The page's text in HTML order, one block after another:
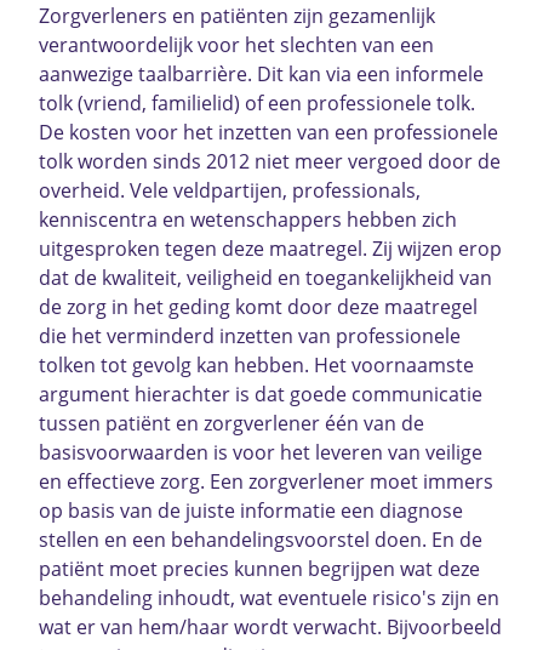
Zorgverleners en patiënten zijn gezamenlijk
verantwoordelijk voor het slechten van een
aanwezige taalbarrière. Dit kan via een informele
tolk (vriend, familielid) of een professionele tolk.
De kosten voor het inzetten van een professionele
tolk worden sinds 2012 niet meer vergoed door de
overheid. Vele veldpartijen, professionals,
kenniscentra en wetenschappers hebben zich
uitgesproken tegen deze maatregel. Zij wijzen erop
dat de kwaliteit, veiligheid en toegankelijkheid van
de zorg in het geding komt door deze maatregel
die het verminderd inzetten van professionele
tolken tot gevolg kan hebben. Het voornaamste
argument hierachter is dat goede communicatie
tussen patiënt en zorgverlener één van de
basisvoorwaarden is voor het leveren van veilige
en effectieve zorg. Een zorgverlener moet immers
op basis van de juiste informatie een diagnose
stellen en een behandelingsvoorstel doen. En de
patiënt moet precies kunnen begrijpen wat deze
behandeling inhoudt, wat eventuele risico's zijn en
wat er van hem/haar wordt verwacht. Bijvoorbeeld